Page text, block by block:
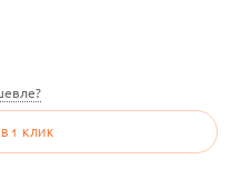
1 КЛИК